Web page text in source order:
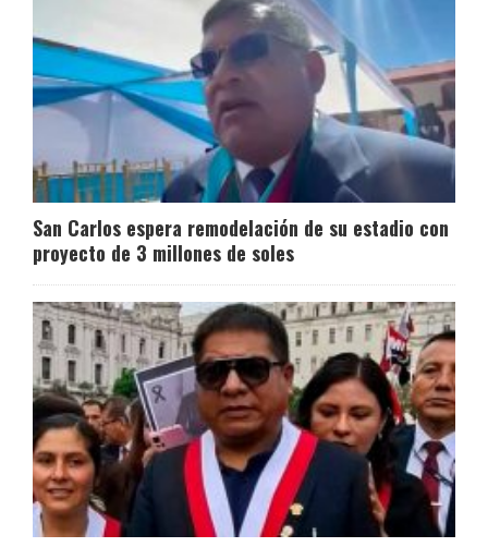
San Carlos espera remodelación de su estadio con
proyecto de 3 millones de soles